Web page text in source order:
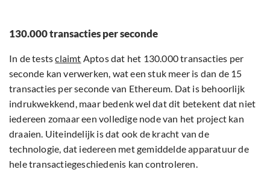
130.000 transacties per seconde
In de testsclaimt Aptos dat het 130.000 transacties per
seconde kan verwerken, wat een stuk meer is dan de 15
transacties per seconde van Ethereum. Dat is behoorlijk
indrukwekkend, maar bedenk wel dat dit betekent dat niet
iedereen zomaar een volledige node van het project kan
draaien. Uiteindelijk is dat ook de kracht van de
technologie, dat iedereen met gemiddelde apparatuur de
hele transactiegeschiedenis kan controleren.